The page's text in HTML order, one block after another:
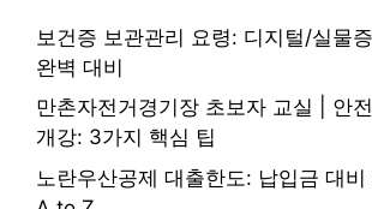
보건증 보관관리 요령: 디지털/실물
완벽 대비
만촌자전거경기장 초보자 교실 | 안
개강: 3가지 핵심 팁
노란우산공제 대출한도: 납입금 대